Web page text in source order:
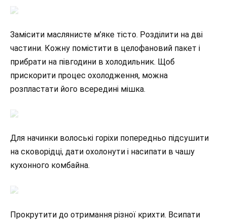
Замісити маслянисте м’яке тісто. Розділити на дві
частини. Кожну помістити в целофановий пакет і
прибрати на півгодини в холодильник. Щоб
прискорити процес охолодження, можна
розпластати його всередині мішка.
Для начинки волоські горіхи попередньо підсушити
на сковорідці, дати охолонути і насипати в чашу
кухонного комбайна.
Прокрутити до отримання різної крихти. Всипати